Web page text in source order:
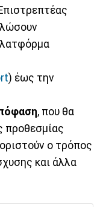
) έως την
, που θα
προθεσμίας
ο τρόπος
και άλλα